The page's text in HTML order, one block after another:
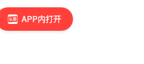
APP内打开